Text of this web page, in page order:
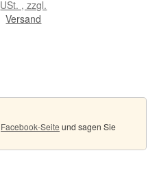
Trommelstein
gebohrt -
USt. , zzgl.
Versand
Facebook-Seite und sagen Sie